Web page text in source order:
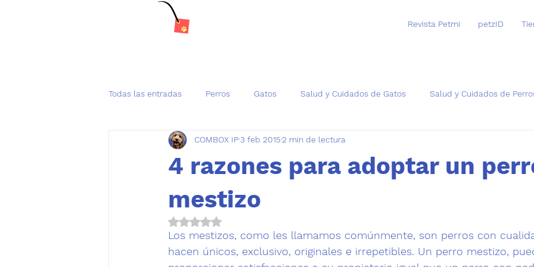
Revista Petmi petzID
Todas las entradas Perros Gatos Salud y Cuidados de Gatos Salud y Cuidados de
Tenencia Responsable de mascotas
4 razones para adoptar un
mestizo
COMBOX IP 3 feb 20152 min de lectura
Obtuvo NaN de 5 estrellas.
Los mestizos, como les llamamos comúnmente, son perros con
hacen únicos, exclusivo, originales e irrepetibles. Un perro mestizo,